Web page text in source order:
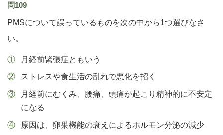
問109
PMSについて誤っているものを次の中から1つ選びなさ
い。
月経前緊張症ともいう
ストレスや食生活の乱れで悪化を招く
月経前にむくみ、腰痛、頭痛が起こり精神的に不安定
になる
原因は、卵巣機能の衰えによるホルモン分泌の減少